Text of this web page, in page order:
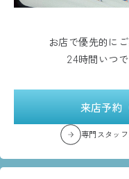
お店で優先的に
24時間いつ
来店予約
専門スタッ